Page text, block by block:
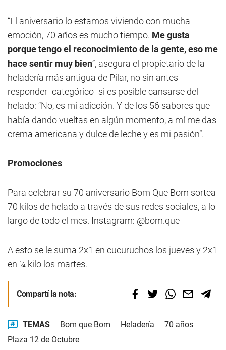
“El aniversario lo estamos viviendo con mucha
emoción, 70 años es mucho tiempo. Me gusta
porque tengo el reconocimiento de la gente, eso me
hace sentir muy bien”, asegura el propietario de la
heladería más antigua de Pilar, no sin antes
responder -categórico- si es posible cansarse del
helado: “No, es mi adicción. Y de los 56 sabores que
había dando vueltas en algún momento, a mí me das
crema americana y dulce de leche y es mi pasión”.
Promociones
Para celebrar su 70 aniversario Bom Que Bom sortea
70 kilos de helado a través de sus redes sociales, a lo
largo de todo el mes. Instagram: @bom.que
A esto se le suma 2x1 en cucuruchos los jueves y 2x1
en ¼ kilo los martes.
Compartí la nota:
TEMAS Bom que Bom Heladería
70 años
Plaza 12 de Octubre